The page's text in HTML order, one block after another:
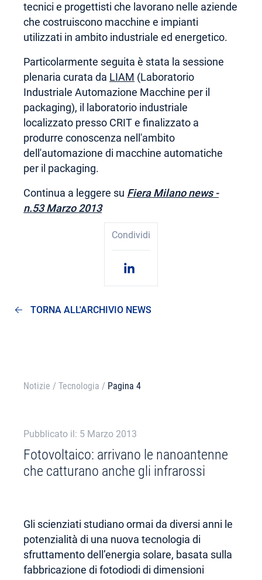
tecnici e progettisti che lavorano nelle aziende
che costruiscono macchine e impianti
utilizzati in ambito industriale ed energetico.
Particolarmente seguita è stata la sessione
plenaria curata da LIAM (Laboratorio
Industriale Automazione Macchine per il
packaging), il laboratorio industriale
localizzato presso CRIT e finalizzato a
produrre conoscenza nell'ambito
dell'automazione di macchine automatiche
per il packaging.
Continua a leggere su Fiera Milano news -
n.53 Marzo 2013
Condividi
TORNA ALL'ARCHIVIO NEWS
Notizie / Tecnologia / Pagina 4
Pubblicato il: 5 Marzo 2013
Fotovoltaico: arrivano le nanoantenne
che catturano anche gli infrarossi
Gli scienziati studiano ormai da diversi anni le
potenzialità di una nuova tecnologia di
sfruttamento dell’energia solare, basata sulla
fabbricazione di fotodiodi di dimensioni